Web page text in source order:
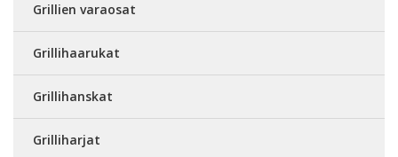
Grillien varaosat
Grillihaarukat
Grillihanskat
Grilliharjat